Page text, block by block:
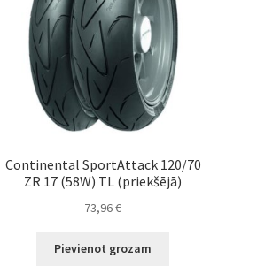
Continental SportAttack 120/70
ZR 17 (58W) TL (priekšējā)
73,96€
Pievienot grozam